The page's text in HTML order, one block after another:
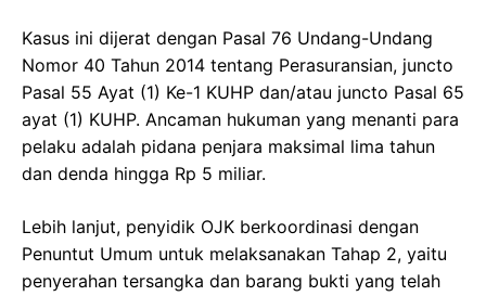
Kasus ini dijerat dengan Pasal 76 Undang-Undang
Nomor 40 Tahun 2014 tentang Perasuransian, juncto
Pasal 55 Ayat (1) Ke-1 KUHP dan/atau juncto Pasal 65
ayat (1) KUHP. Ancaman hukuman yang menanti para
pelaku adalah pidana penjara maksimal lima tahun
dan denda hingga Rp 5 miliar.
Lebih lanjut, penyidik OJK berkoordinasi dengan
Penuntut Umum untuk melaksanakan Tahap 2, yaitu
penyerahan tersangka dan barang bukti yang telah